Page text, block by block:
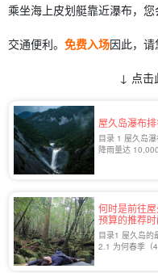
乘坐海上皮划艇靠近瀑布，您
交通便利。 免费入场因此，请
↓ 点击
屋久岛瀑布
目录 1 屋久岛
降雨量达
何时是前往
预算的推荐时
目录1 屋久岛的
2.1 为何春季（